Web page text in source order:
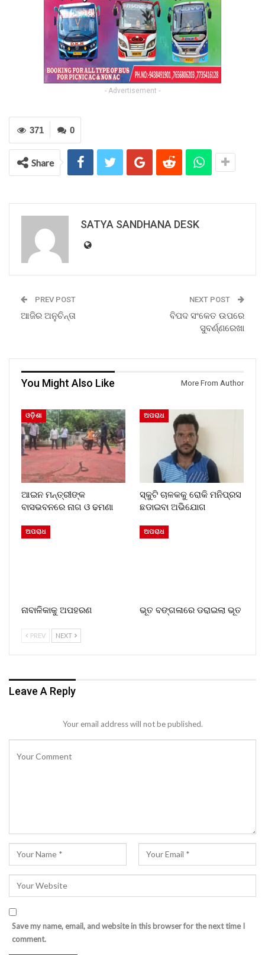
- Advertisement -
0
371
Share
SATYA SANDHANA DESK
PREV POST
ଆଜିର ଅନୁଚିନ୍ତା
NEXT POST
ବିପଦ ସଂକେତ ଉପରେ
ସୁବର୍ଣ୍ଣରେଖା
You Might Also Like More From Author
ଓଡ଼ିଶା
ଆଇନ ମନ୍ତ୍ରୀଙ୍କ
ବାସଭବନରେ ନାଗ ଓ ଢମଣା
ଅପରାଧ
ସ୍କୁଟି ଚାଳକକୁ ରୋକି ମନିପ୍ରସ
ଛଡାଇବା ଅଭିଯୋଗ
ଅପରାଧ
ନାବାଳିକାକୁ ଅପହରଣ
ଅପରାଧ
ଭୂତ ବଙ୍ଗଳାରେ ଡରାଇଲା ଭୂତ
PREV NEXT
Leave A Reply
Your email address will not be published.
Save my name, email, and website in this browser for the next time I
comment.